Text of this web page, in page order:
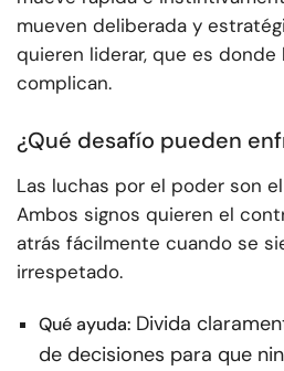
mueven deliberada y
quieren liderar, que es donde
complican.
¿Qué desafío pueden
Las luchas por el poder son
Ambos signos quieren el
atrás fácilmente cuando se
irrespetado.
Qué ayuda: Divida
de decisiones para que